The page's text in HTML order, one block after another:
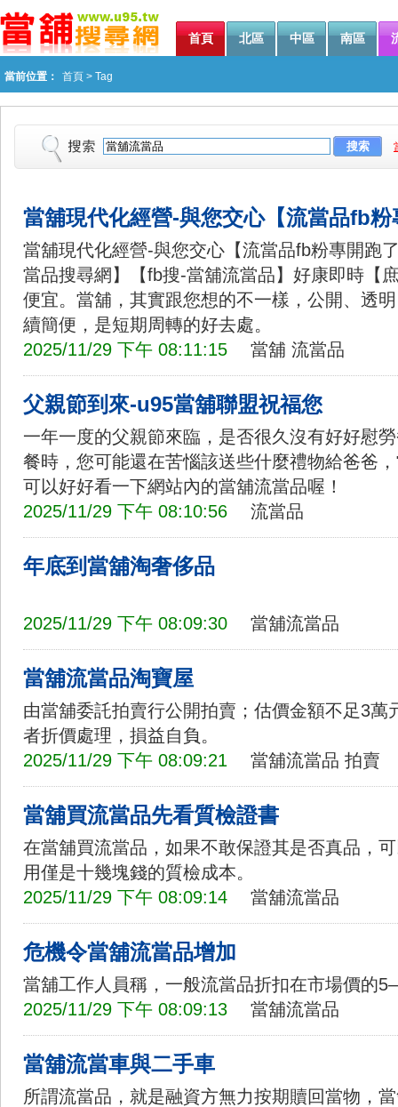
首頁 北區 中區 南區
當前位置： 首頁 > Tag
當舖現代化經營-與您交心【流當品fb粉
當舖現代化經營-與您交心【流當品fb粉專開跑
當品搜尋網】【fb搜-當舖流當品】好康即時【
便宜。當舖，其實跟您想的不一樣，公開、透
續簡便，是短期周轉的好去處。
2025/11/29 下午 08:11:15
當舖 流當品
父親節到來-u95當舖聯盟祝福您
一年一度的父親節來臨，是否很久沒有好好慰
餐時，您可能還在苦惱該送些什麼禮物給爸爸
可以好好看一下網站內的當舖流當品喔！
2025/11/29 下午 08:10:56
流當品
年底到當舖淘奢侈品
2025/11/29 下午 08:09:30 當舖流當品
當舖流當品淘寶屋
由當舖委託拍賣行公開拍賣；估價金額不足3萬
者折價處理，損益自負。
2025/11/29 下午 08:09:21
當舖流當品 拍賣
當舖買流當品先看質檢證書
在當舖買流當品，如果不敢保證其是否真品，
用僅是十幾塊錢的質檢成本。
2025/11/29 下午 08:09:14
當舖流當品
危機令當舖流當品增加
當舖工作人員稱，一般流當品折扣在市場價的
2025/11/29 下午 08:09:13
當舖流當品
當舖流當車與二手車
所謂流當品，就是融資方無力按期贖回當物，